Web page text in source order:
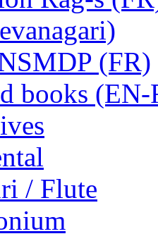
(FR)
books (EN-
/ Flute